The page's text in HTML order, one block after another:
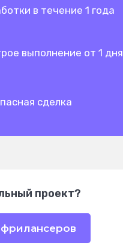
в течение 1 года
выполнение от 1 дня
сделка
проект?
фрилансеров